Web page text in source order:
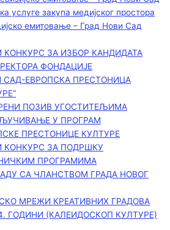
услуге закупа медијског простора
емитовање – Град Нови Сад
КОНКУРС ЗА ИЗБОР КАНДИДАТА
ФОНДАЦИЈЕ
САД-ЕВРОПСКА ПРЕСТОНИЦА
ПОЗИВ УГОСТИТЕЉИМА
У ПРОГРАМ
ПРЕСТОНИЦЕ КУЛТУРЕ
КОНКУРС ЗА ПОДРШКУ
ПРОГРАМИМА
СА ЧЛАНСТВОМ ГРАДА НОВОГ
МРЕЖИ КРЕАТИВНИХ ГРАДОВА
ГОДИНИ (КАЛЕИДОСКОП КУЛТУРЕ)